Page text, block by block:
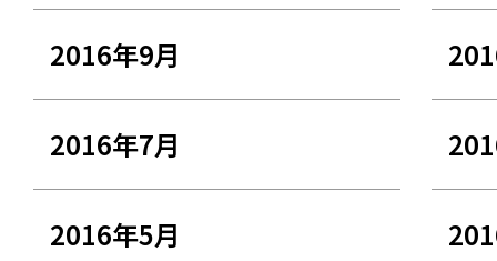
2016年9月
2016年7月
2016年5月